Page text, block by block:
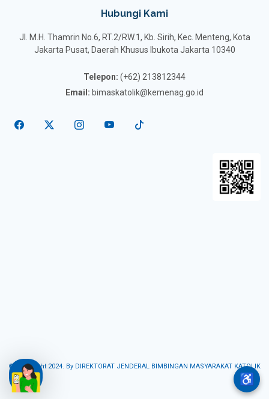
Hubungi Kami
Jl. M.H. Thamrin No.6, RT.2/RW.1, Kb. Sirih, Kec. Menteng, Kota
Jakarta Pusat, Daerah Khusus Ibukota Jakarta 10340
Telepon: (+62) 213812344
Email: bimaskatolik@kemenag.go.id
© Copyright 2024. By DIREKTORAT JENDERAL BIMBINGAN MASYARAKAT KATOLIK
♿